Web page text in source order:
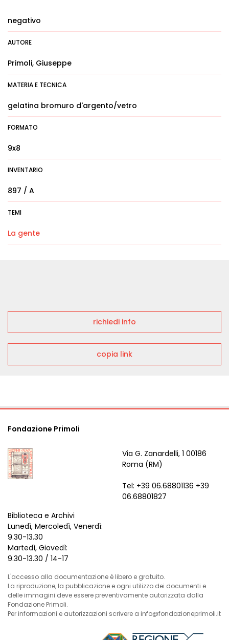
negativo
AUTORE
Primoli, Giuseppe
MATERIA E TECNICA
gelatina bromuro d'argento/vetro
FORMATO
9x8
INVENTARIO
897 / A
TEMI
La gente
richiedi info
copia link
Fondazione Primoli
Via G. Zanardelli, 1 00186
Roma (RM)
Tel: +39 06.68801136 +39
06.68801827
Biblioteca e Archivi
Lunedì, Mercoledì, Venerdì:
9.30-13.30
Martedì, Giovedì:
9.30-13.30 / 14-17
L'accesso alla documentazione è libero e gratuito.
La riproduzione, la pubblicazione e ogni utilizzo dei documenti e
delle immagini deve essere preventivamente autorizzata dalla
Fondazione Primoli.
Per informazioni e autorizzazioni scrivere a info@fondazioneprimoli.it